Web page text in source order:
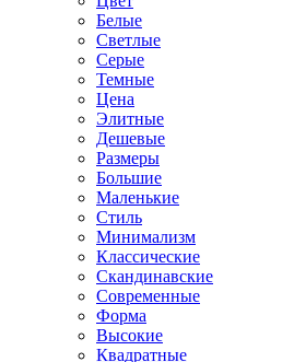
Белые
Светлые
Серые
Темные
Цена
Элитные
Дешевые
Размеры
Большие
Маленькие
Стиль
Минимализм
Классические
Скандинавские
Современные
Форма
Высокие
Квадратные